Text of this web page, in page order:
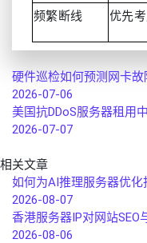
频繁断线 优先
硬件巡检如何预测网卡
2026-07-06
美国抗DDoS服务器租用
2026-07-07
相关文章
如何为AI推理服务器优化
2026-08-07
香港服务器IP对网站SEO
2026-08-06